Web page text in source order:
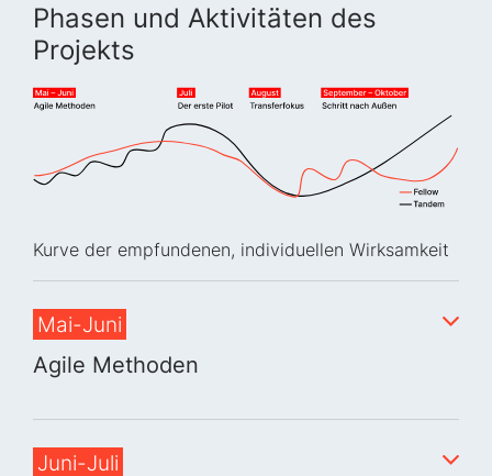
Phasen und Aktivitäten des
Projekts
Kurve der empfundenen, individuellen Wirksamkeit
Mai-Juni
Agile Methoden
Juni-Juli